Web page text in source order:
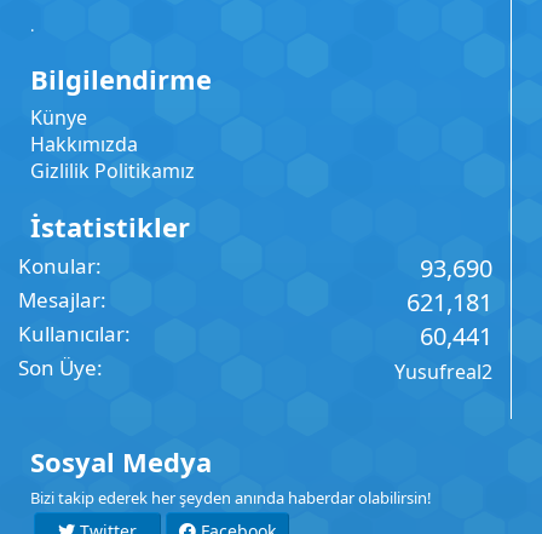
.
Bilgilendirme
Künye
Hakkımızda
Gizlilik Politikamız
İstatistikler
Konular 93,690
Mesajlar 621,181
Kullanıcılar 60,441
Son Üye Yusufreal2
Sosyal Medya
Bizi takip ederek her şeyden anında haberdar olabilirsin!